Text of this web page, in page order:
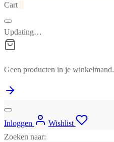
Cart
Updating…
Geen producten in je winkelmand.
Inloggen
Wishlist
Zoeken naar: